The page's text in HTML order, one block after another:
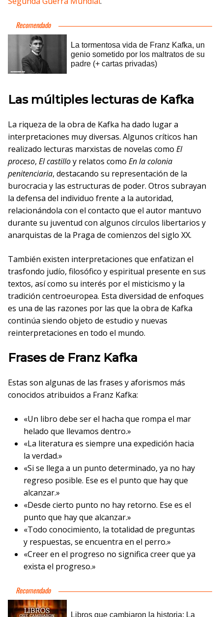
Las múltiples lecturas de Kafka
La riqueza de la obra de Kafka ha dado lugar a
interpretaciones muy diversas. Algunos críticos han
realizado lecturas marxistas de novelas como El
proceso, El castilloy relatos como En la colonia
penitenciaria, destacando su representación de la
burocracia y las estructuras de poder. Otros subrayan
la defensa del individuo frente a la autoridad,
relacionándola con el contacto que el autor mantuvo
durante su juventud con algunos círculos libertarios y
anarquistas de la Praga de comienzos del siglo XX.
También existen interpretaciones que enfatizan el
trasfondo judío, filosófico y espiritual presente en sus
textos, así como su interés por el misticismo y la
tradición centroeuropea. Esta diversidad de enfoques
es una de las razones por las que la obra de Kafka
continúa siendo objeto de estudio y nuevas
reinterpretaciones en todo el mundo.
Frases de Franz Kafka
Estas son algunas de las frases y aforismos más
conocidos atribuidos a Franz Kafka:
«Un libro debe ser el hacha que rompa el mar
helado que llevamos dentro.»
«La literatura es siempre una expedición hacia
la verdad.»
«Si se llega a un punto determinado, ya no hay
regreso posible. Ese es el punto que hay que
alcanzar.»
«Desde cierto punto no hay retorno. Ese es el
punto que hay que alcanzar.»
«Todo conocimiento, la totalidad de preguntas
y respuestas, se encuentra en el perro.»
«Creer en el progreso no significa creer que ya
exista el progreso.»